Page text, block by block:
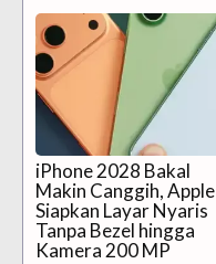
iPhone 2028 Bakal
Makin Canggih, Apple
Siapkan Layar Nyaris
Tanpa Bezel hingga
Kamera 200 MP